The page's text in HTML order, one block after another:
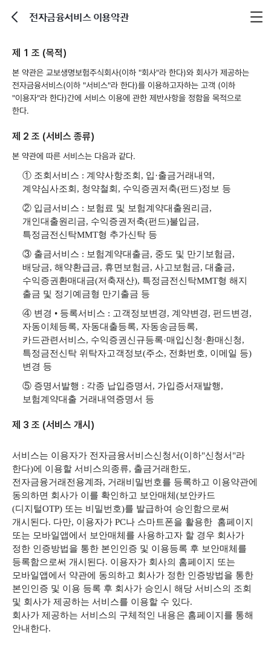
전자금융서비스 이용약관
제 1 조 (목적)
본 약관은 교보생명보험주식회사(이하 "회사"라 한다)와 회사가 제공하는
전자금융서비스(이하 "서비스"라 한다)를 이용하고자하는 고객 (이하
"이용자"라 한다)간에 서비스 이용에 관한 제반사항을 정함을 목적으로
한다.
제 2 조 (서비스 종류)
본 약관에 따른 서비스는 다음과 같다.
① 조회서비스 : 계약사항조회, 입·출금거래내역,
계약심사조회, 청약철회, 수익증권저축(펀드)정보 등
② 입금서비스 : 보험료 및 보험계약대출원리금,
개인대출원리금, 수익증권저축(펀드)불입금,
특정금전신탁MMT형 추가신탁 등
③ 출금서비스 : 보험계약대출금, 중도 및 만기보험금,
배당금, 해약환급금, 휴면보험금, 사고보험금, 대출금,
수익증권환매대금(저축재산), 특정금전신탁MMT형 해지
출금 및 정기예금형 만기출금 등
④ 변경 • 등록서비스 : 고객정보변경, 계약변경, 펀드변경,
자동이체등록, 자동대출등록, 자동송금등록,
카드관련서비스, 수익증권신규등록·매입신청·환매신청,
특정금전신탁 위탁자고객정보(주소, 전화번호, 이메일 등)
변경 등
⑤ 증명서발행 : 각종 납입증명서, 가입증서재발행,
보험계약대출 거래내역증명서 등
제 3 조 (서비스 개시)
서비스는 이용자가 전자금융서비스신청서(이하"신청서"라
한다)에 이용할 서비스의종류, 출금거래한도,
전자금융거래전용계좌, 거래비밀번호를 등록하고 이용약관에
동의하면 회사가 이를 확인하고 보안매체(보안카드
(디지털OTP) 또는 비밀번호)를 발급하여 승인함으로써
개시된다. 다만, 이용자가 PC나 스마트폰을 활용한 홈페이지
또는 모바일앱에서 보안매체를 사용하고자 할 경우 회사가
정한 인증방법을 통한 본인인증 및 이용등록 후 보안매체를
등록함으로써 개시된다. 이용자가 회사의 홈페이지 또는
모바일앱에서 약관에 동의하고 회사가 정한 인증방법을 통한
본인인증 및 이용 등록 후 회사가 승인시 해당 서비스의 조회
및 회사가 제공하는 서비스를 이용할 수 있다.
회사가 제공하는 서비스의 구체적인 내용은 홈페이지를 통해
안내한다.